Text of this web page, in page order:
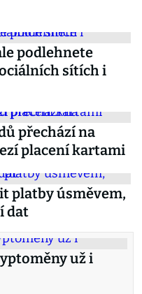
podlehnete
sítích i
přechází na
placení kartami
platby úsměvem,
dat
už i